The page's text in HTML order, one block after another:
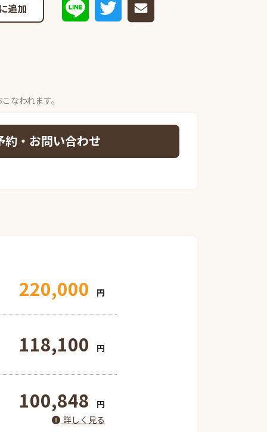
追加
なわれます。
・お問い合わせ
220,000 円
118,100 円
100,848
円
詳しく見る